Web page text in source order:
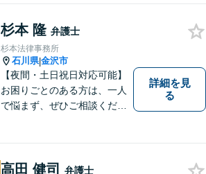
にご相談ください。
杉本 隆 弁護士
杉本法律事務所
石川県|金沢市
【夜間・土日祝日対応可能】
お困りごとのある方は、一人
で悩まず、ぜひご相談くださ
円(税込））
詳細を見
る
高田 健司 弁護士